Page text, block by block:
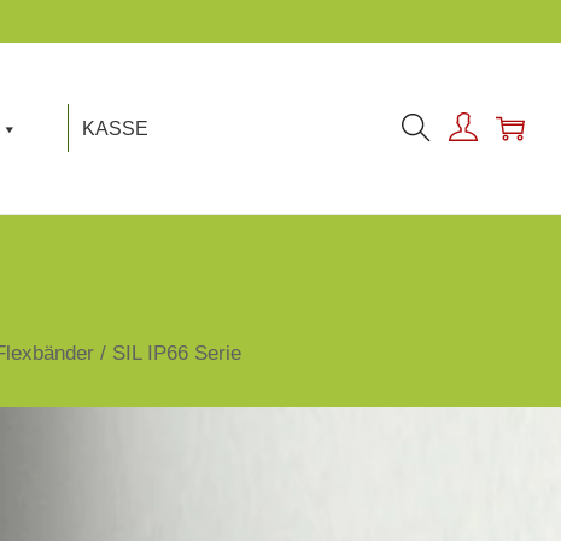
KASSE
/ SIL IP66 Serie